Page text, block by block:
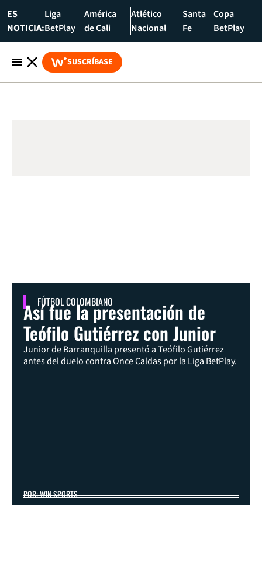
ES
NOTICIA:
Liga
BetPlay
América
de Cali
Atlético
Nacional
Santa
Fe
Copa
BetPlay
SUSCRÍBASE
FÚTBOL COLOMBIANO
Así fue la presentación de
Teófilo Gutiérrez con Junior
Junior de Barranquilla presentó a Teófilo Gutiérrez
antes del duelo contra Once Caldas por la Liga BetPlay.
POR: WIN SPORTS